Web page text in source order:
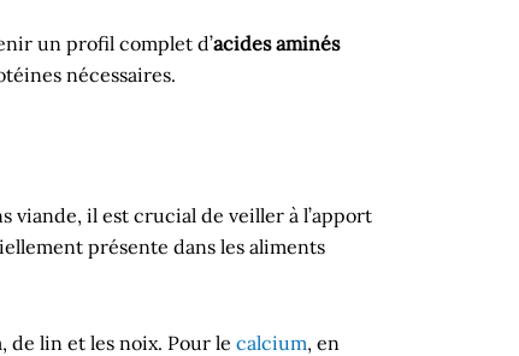
un profil complet d’acides aminés
nécessaires.
viande, il est crucial de veiller à l’apport
présente dans les aliments
de lin et les noix. Pour le calcium, en